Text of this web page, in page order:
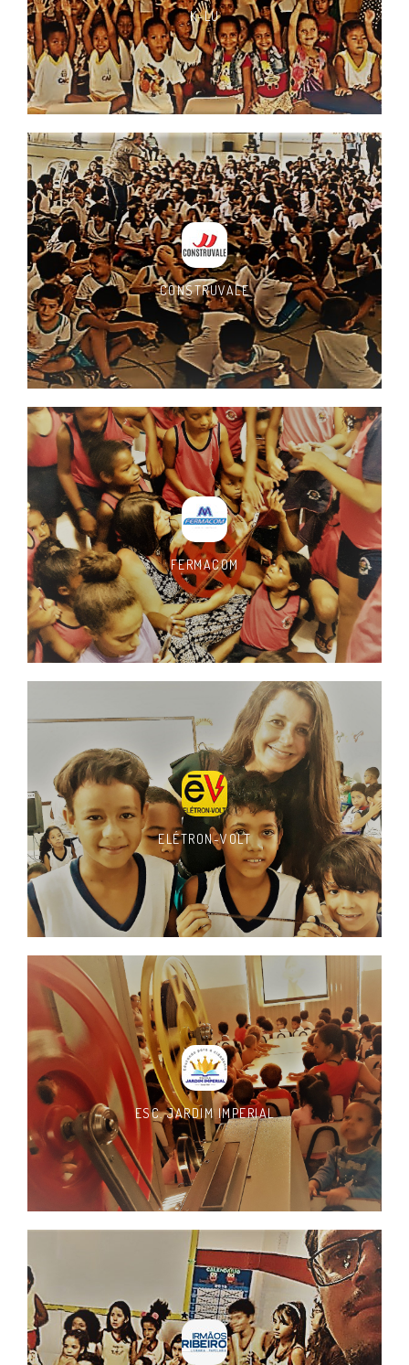
K-LU
CONSTRUVALE
FERMACOM
ELÉTRON-VOLT
ESC. JARDIM IMPERIAL